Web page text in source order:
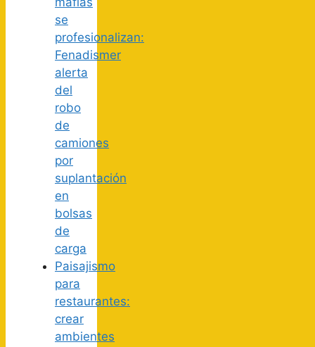
se
profesionalizan:
Fenadismer
alerta
del
robo
de
camiones
por
suplantación
en
bolsas
de
carga
Paisajismo
para
restaurantes:
crear
ambientes